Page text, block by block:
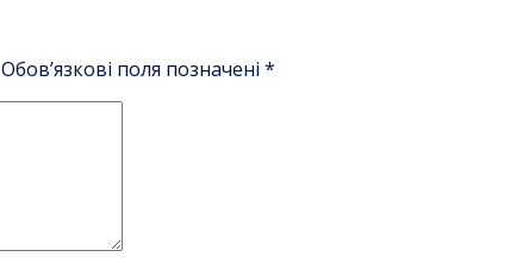
Обов’язкові поля позначені *